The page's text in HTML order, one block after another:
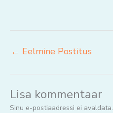
← Eelmine Postitus
Lisa kommentaar
Sinu e-postiaadressi ei avaldata.